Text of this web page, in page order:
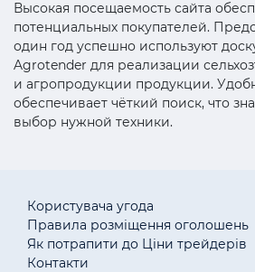
Высокая посещаемость сайта
потенциальных покупателей.
один год успешно используют
Agrotender для реализации
и агропродукции продукции.
обеспечивает чёткий поиск, что
выбор нужной техники.
Користувача угода
Правила розміщення оголошень
Як потрапити до Ціни трейдерів
Контакти